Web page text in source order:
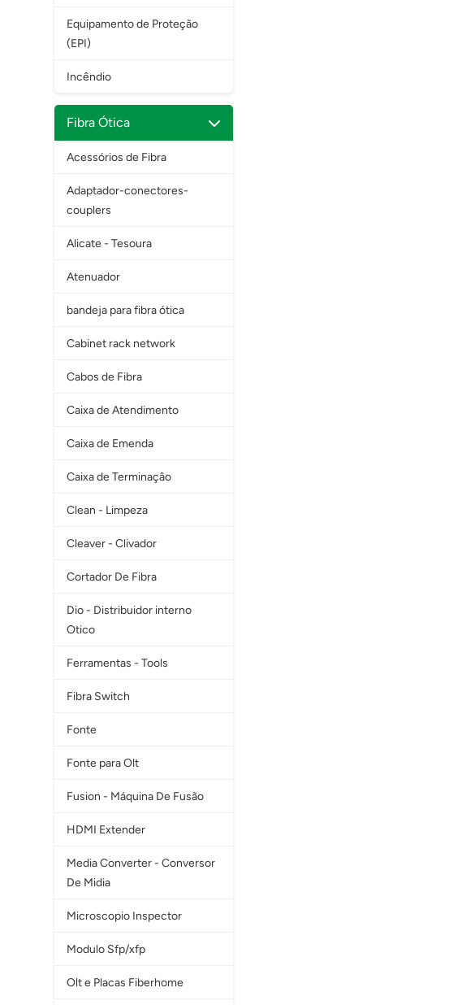
Equipamento de Proteção
(EPI)
Incêndio
Fibra Ótica
Acessórios de Fibra
Adaptador-conectores-
couplers
Alicate - Tesoura
Atenuador
bandeja para fibra ótica
Cabinet rack network
Cabos de Fibra
Caixa de Atendimento
Caixa de Emenda
Caixa de Terminaçâo
Clean - Limpeza
Cleaver - Clivador
Cortador De Fibra
Dio - Distribuidor interno
Otico
Ferramentas - Tools
Fibra Switch
Fonte
Fonte para Olt
Fusion - Máquina De Fusão
HDMI Extender
Media Converter - Conversor
De Midia
Microscopio Inspector
Modulo Sfp/xfp
Olt e Placas Fiberhome